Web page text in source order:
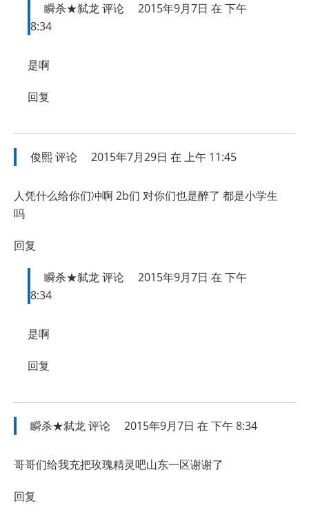
瞬杀★弑龙评论
2015年9月7日 在 下午
8:34
是啊
回复
俊熙评论 2015年7月29日 在 上午 11:45
人凭什么给你们冲啊 2b们 对你们也是醉了 都是小学生
吗
回复
瞬杀★弑龙评论
2015年9月7日 在 下午
8:34
是啊
回复
瞬杀★弑龙评论 2015年9月7日 在 下午 8:34
哥哥们给我充把玫瑰精灵吧山东一区谢谢了
回复